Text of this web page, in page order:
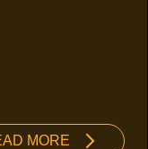
MORE